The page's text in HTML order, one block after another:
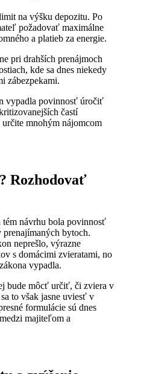
na výšku depozitu. Po
požadovať maximálne
a platieb za energie.
pri drahších prenájmoch
kde sa dnes niekedy
zábezpekami.
vypadla povinnosť úročiť
častí
mnohým nájomcom
Rozhodovať
tém návrhu bola povinnosť
bytoch.
neprešlo, výrazne
s domácimi zvieratami, no
vypadla.
bude môcť určiť, či zviera v
to však jasne uviesť v
formulácie sú dnes
majiteľom a